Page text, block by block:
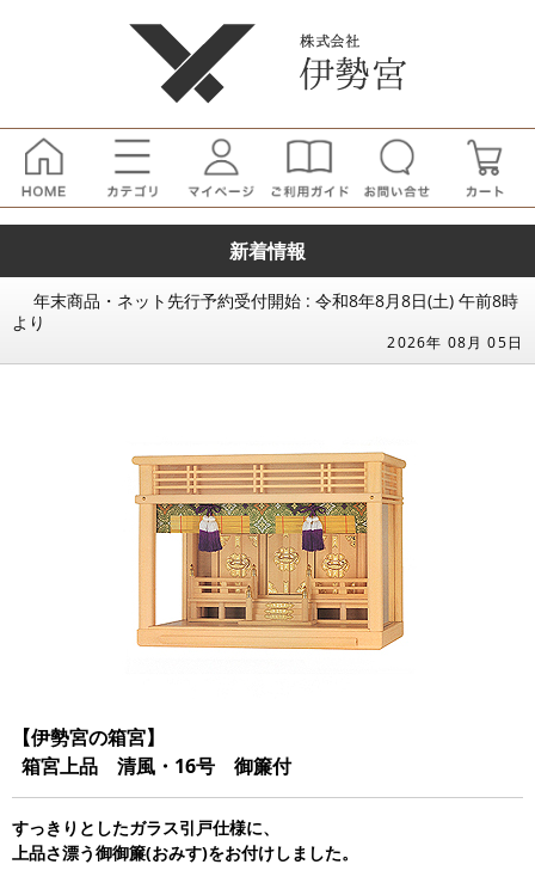
新着情報
年末商品・ネット先行予約受付開始 : 令和8年8月8日(土) 午前8時
より
2026年 08月 05日
【伊勢宮の箱宮】
箱宮上品 清風・16号 御簾付
すっきりとしたガラス引戸仕様に、
上品さ漂う御御簾(おみす)をお付けしました。